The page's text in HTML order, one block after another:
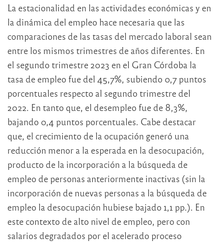
La estacionalidad en las actividades económicas y en
la dinámica del empleo hace necesaria que las
comparaciones de las tasas del mercado laboral sean
entre los mismos trimestres de años diferentes. En
el segundo trimestre 2023 en el Gran Córdoba la
tasa de empleo fue del 45,7%, subiendo 0,7 puntos
porcentuales respecto al segundo trimestre del
2022. En tanto que, el desempleo fue de 8,3%,
bajando 0,4 puntos porcentuales. Cabe destacar
que, el crecimiento de la ocupación generó una
reducción menor a la esperada en la desocupación,
producto de la incorporación a la búsqueda de
empleo de personas anteriormente inactivas (sin la
incorporación de nuevas personas a la búsqueda de
empleo la desocupación hubiese bajado 1,1 pp.). En
este contexto de alto nivel de empleo, pero con
salarios degradados por el acelerado proceso